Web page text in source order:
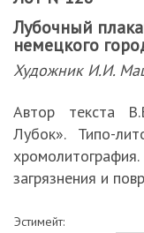
Лубочный
немецкого
Художник И.И.
Автор текста
Лубок». Типо-
загрязнения и
Эстимейт: